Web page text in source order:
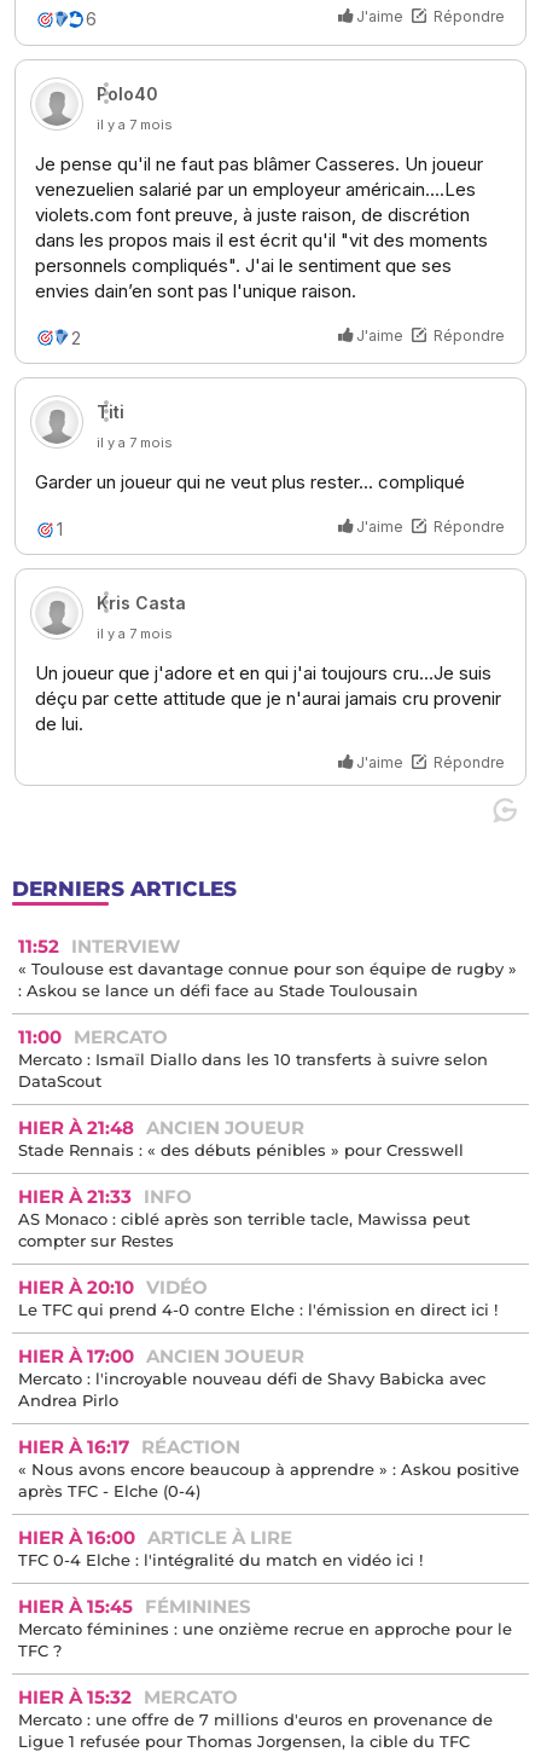
DERNIERS ARTICLES
11:52 INTERVIEW
« Toulouse est davantage connue pour son équipe de rugby »
: Askou se lance un défi face au Stade Toulousain
11:00 MERCATO
Mercato : Ismaïl Diallo dans les 10 transferts à suivre selon
DataScout
HIER À 21:48 ANCIEN JOUEUR
Stade Rennais : « des débuts pénibles » pour Cresswell
HIER À 21:33 INFO
AS Monaco : ciblé après son terrible tacle, Mawissa peut
compter sur Restes
HIER À 20:10 VIDÉO
Le TFC qui prend 4-0 contre Elche : l'émission en direct ici !
HIER À 17:00 ANCIEN JOUEUR
Mercato : l'incroyable nouveau défi de Shavy Babicka avec
Andrea Pirlo
HIER À 16:17 RÉACTION
« Nous avons encore beaucoup à apprendre » : Askou positive
après TFC - Elche (0-4)
HIER À 16:00 ARTICLE À LIRE
TFC 0-4 Elche : l'intégralité du match en vidéo ici !
HIER À 15:45 FÉMININES
Mercato féminines : une onzième recrue en approche pour le
TFC ?
HIER À 15:32 MERCATO
Mercato : une offre de 7 millions d'euros en provenance de
Ligue 1 refusée pour Thomas Jorgensen, la cible du TFC